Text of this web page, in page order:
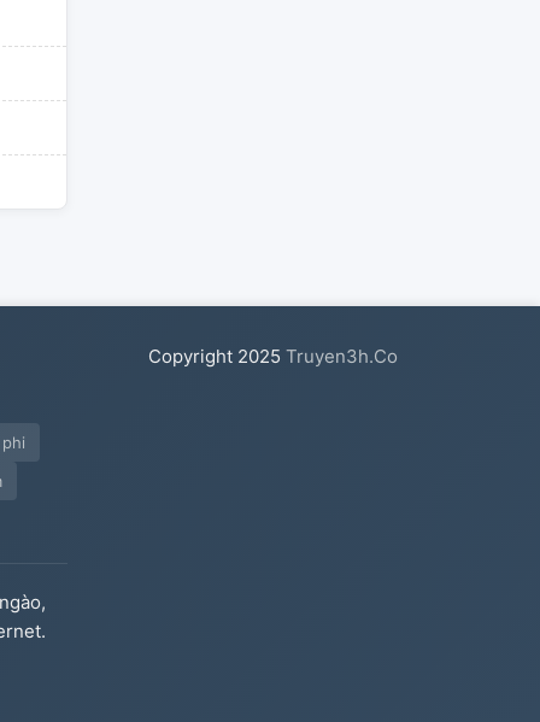
Copyright 2025 Truyen3h.Co